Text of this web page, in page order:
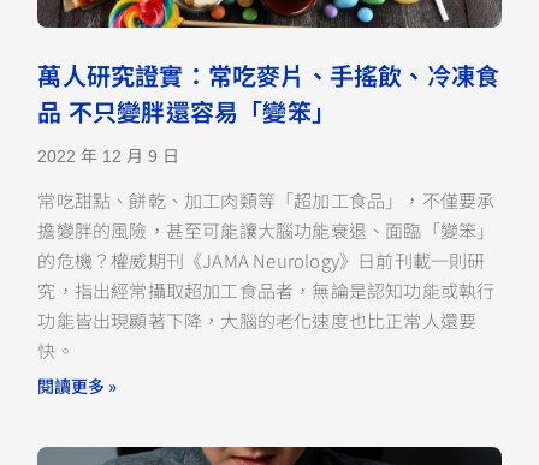
萬人研究證實：常吃麥片、手搖飲、冷凍食
品 不只變胖還容易「變笨」
2022 年 12 月 9 日
常吃甜點、餅乾、加工肉類等「超加工食品」，不僅要承
擔變胖的風險，甚至可能讓大腦功能衰退、面臨「變笨」
的危機？權威期刊《JAMA Neurology》日前刊載一則研
究，指出經常攝取超加工食品者，無論是認知功能或執行
功能皆出現顯著下降，大腦的老化速度也比正常人還要
快。
閱讀更多 »